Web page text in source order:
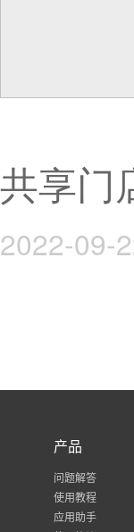
共享门
2022-09-
产品
问题解答
使用教程
应用助手